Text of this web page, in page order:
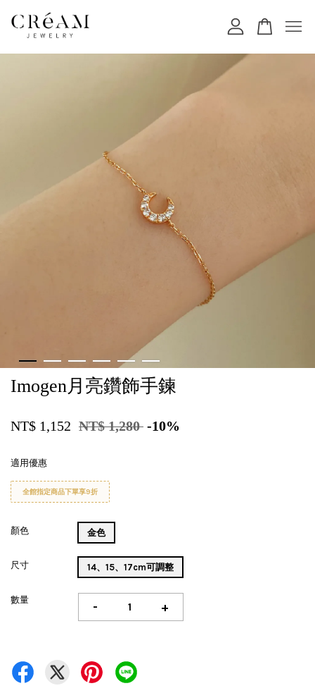
Imogen月亮鑽飾手鍊
NT$ 1,152 NT$ 1,280 -10%
適用優惠
全館指定商品下單享9折
顏色 金色
尺寸 14、15、17cm可調整
數量 - +
您的購物車目前還是空的。
繼續購物